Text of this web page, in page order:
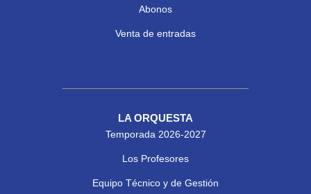
Abonos
Venta de entradas
LA ORQUESTA
Temporada 2026-2027
Los Profesores
Equipo Técnico y de Gestión